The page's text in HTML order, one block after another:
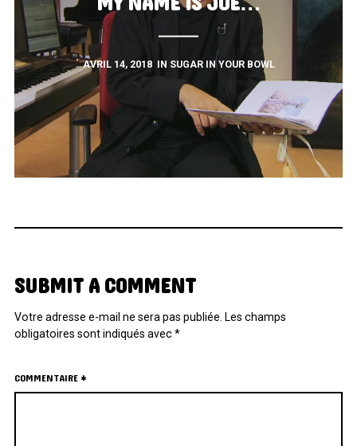
AVRIL 14, 2018 IN SUGAR IN YOUR BOWL
SUBMIT A COMMENT
Votre adresse e-mail ne sera pas publiée. Les champs
obligatoires sont indiqués avec*
COMMENTAIRE*